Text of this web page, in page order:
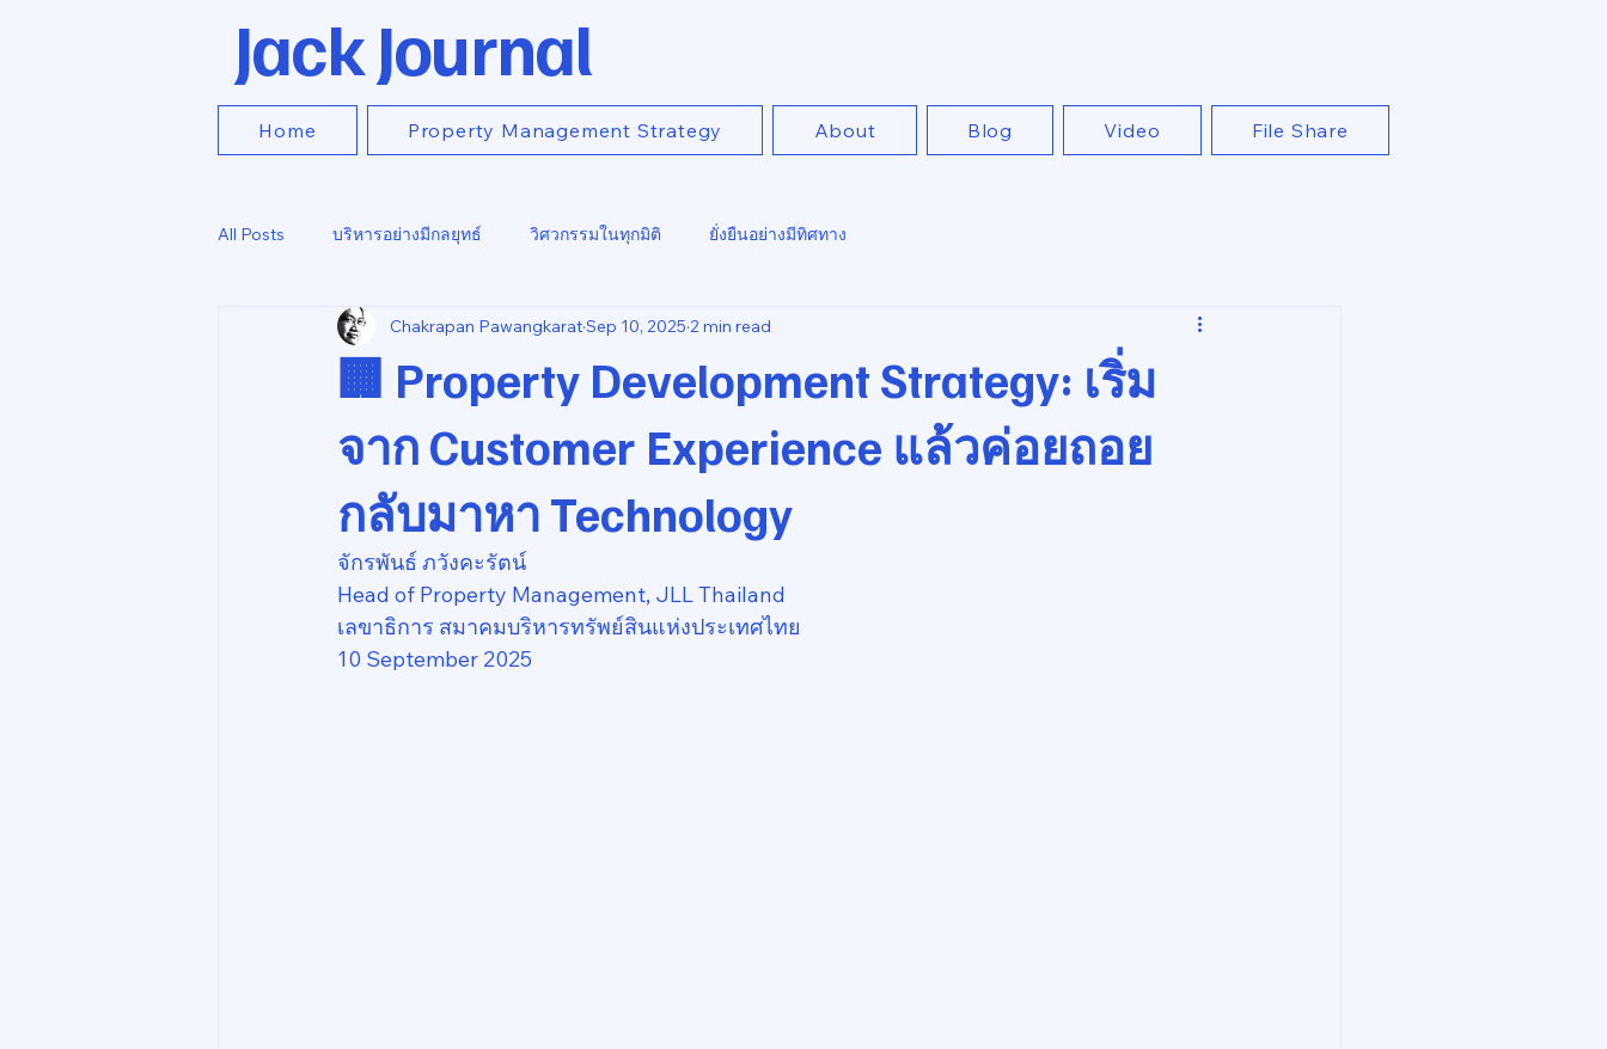
Jack Journal
Home Property Management Strategy About Blog Video File Share
All Posts บริหารอย่างมีกลยุทธ์ วิศวกรรมในทุกมิติ ยั่งยืนอย่างมีทิศทาง
🏢 Property Development Strategy: เริ่ม
จาก Customer Experience แล้วค่อยถอย
กลับมาหา Technology
Chakrapan PawangkaratSep 10, 2025 2 min read
จักรพันธ์ ภวังคะรัตน์
Head of Property Management, JLL Thailand
เลขาธิการ สมาคมบริหารทรัพย์สินแห่งประเทศไทย
10 September 2025